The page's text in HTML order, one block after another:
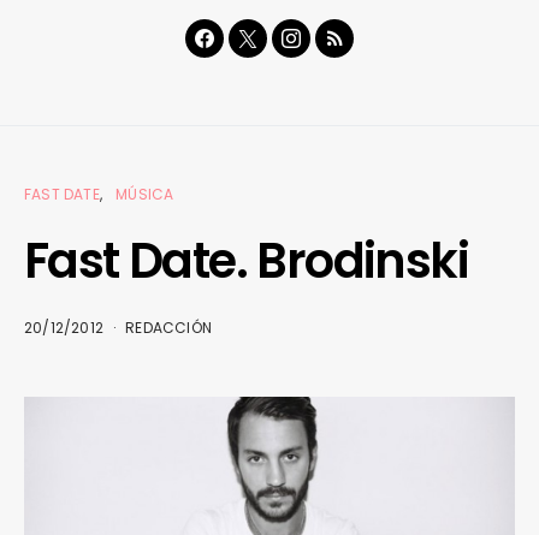
FAST DATE MÚSICA
Fast Date. Brodinski
20/12/2012 REDACCIÓN